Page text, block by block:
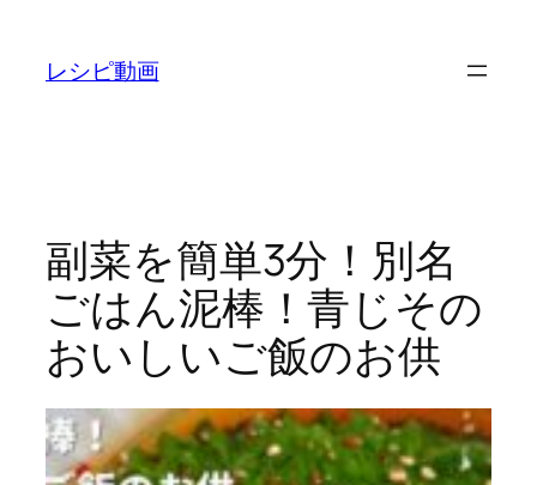
レシピ動画
副菜を簡単3分！別名
ごはん泥棒！青じその
おいしいご飯のお供